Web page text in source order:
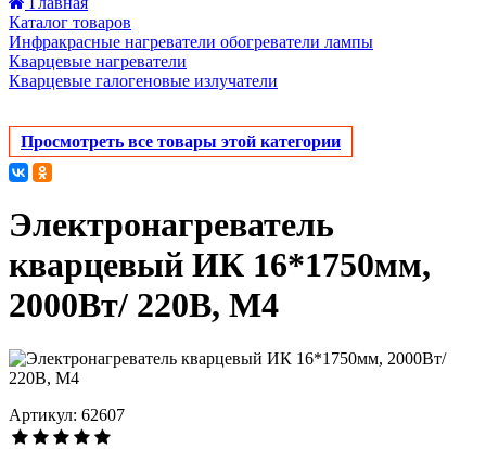
Каталог товаров
Инфракрасные нагреватели обогреватели лампы
Кварцевые нагреватели
Кварцевые галогеновые излучатели
Просмотреть все товары этой категории
Электронагреватель
кварцевый ИК 16*1750мм,
2000Вт/ 220В, М4
Артикул: 62607